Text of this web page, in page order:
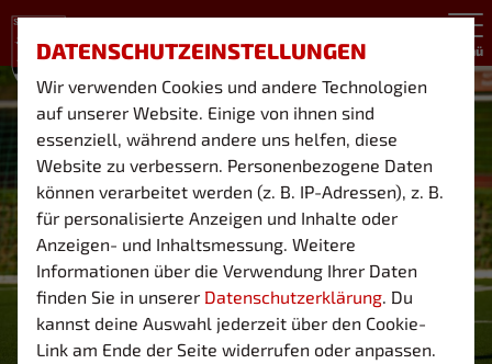
DATENSCHUTZEINSTELLUNGEN
Wir verwenden Cookies und andere Technologien
auf unserer Website. Einige von ihnen sind
essenziell, während andere uns helfen, diese
Website zu verbessern. Personenbezogene Daten
können verarbeitet werden (z. B. IP-Adressen), z. B.
für personalisierte Anzeigen und Inhalte oder
Anzeigen- und Inhaltsmessung. Weitere
Informationen über die Verwendung Ihrer Daten
finden Sie in unserer Datenschutzerklärung. Du
kannst deine Auswahl jederzeit über den Cookie-
Link am Ende der Seite widerrufen oder anpassen.
Menü